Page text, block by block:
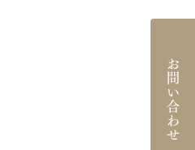
お問い合わせ